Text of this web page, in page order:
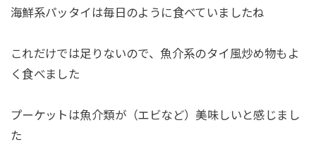
海鮮系パッタイは毎日のように食べていましたね
これだけでは足りないので、魚介系のタイ風炒め物もよ
く食べました
プーケットは魚介類が（エビなど）美味しいと感じまし
た